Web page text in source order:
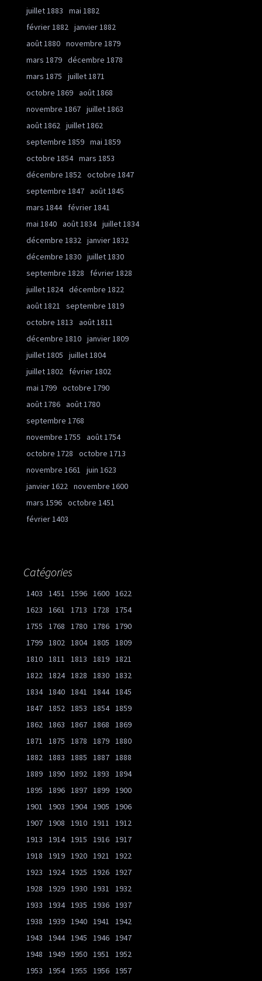
juillet 1883
mai 1882
février 1882 janvier 1882
août 1880 novembre 1879
mars 1879 décembre 1878
mars 1875
juillet 1871
octobre 1869 août 1868
novembre 1867 juillet 1863
août 1862 juillet 1862
septembre 1859 mai 1859
octobre 1854 mars 1853
décembre 1852 octobre 1847
septembre 1847 août 1845
mars 1844
février 1841
mai 1840 août 1834 juillet 1834
décembre 1832 janvier 1832
décembre 1830 juillet 1830
septembre 1828
février 1828
juillet 1824 décembre 1822
août 1821
septembre 1819
octobre 1813
août 1811
décembre 1810 janvier 1809
juillet 1805
juillet 1804
juillet 1802
février 1802
mai 1799 octobre 1790
août 1786 août 1780
septembre 1768
novembre 1755
août 1754
octobre 1728
octobre 1713
novembre 1661
juin 1623
janvier 1622 novembre 1600
mars 1596 octobre 1451
février 1403
Catégories
1403 1451 1596 1600 1622
1623
1661 1713 1728
1754
1755
1768 1780 1786 1790
1799 1802 1804 1805
1809
1810 1811 1813 1819 1821
1822 1824 1828 1830 1832
1834 1840 1841 1844 1845
1847 1852 1853 1854 1859
1862 1863 1867 1868
1869
1871
1875 1878 1879 1880
1882 1883 1885 1887 1888
1889 1890 1892 1893
1894
1895
1896 1897 1899 1900
1901
1903 1904 1905
1906
1907 1908 1910 1911
1912
1913
1914 1915 1916 1917
1918
1919 1920 1921
1922
1923
1924 1925 1926 1927
1928
1929 1930 1931
1932
1933
1934 1935 1936 1937
1938
1939 1940 1941
1942
1943
1944 1945 1946 1947
1948
1949 1950 1951
1952
1953
1954 1955 1956 1957